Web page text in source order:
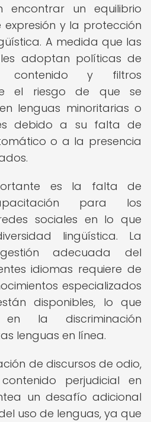
encontrar un equilibrio
y la protección
A medida que las
adoptan políticas de
contenido y filtros
el riesgo de que se
lenguas minoritarias o
debido a su falta de
o a la presencia
es la falta de
para los
sociales en lo que
lingüística. La
adecuada del
idiomas requiere de
especializados
disponibles, lo que
la discriminación
lenguas en línea.
de discursos de odio,
perjudicial en
un desafío adicional
uso de lenguas, ya que